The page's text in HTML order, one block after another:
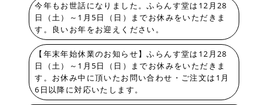
今年もお世話になりました。ふらんす堂は12月28
日（土）～1月5日（日）までお休みをいただきま
す。良いお年をお迎えください。
【年末年始休業のお知らせ】ふらんす堂は12月28
日（土）～1月5日（日）までお休みをいただきま
す。お休み中に頂いたお問い合わせ・ご注文は1月
6日以降に対応いたします。